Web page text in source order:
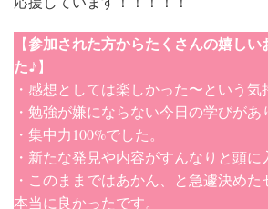
【参加された方からたくさんの嬉しい
た♪】
・感想としては楽しかった〜という気
・勉強が嫌にならない今日の学びがあ
・集中力100%でした。
・新たな発見や内容がすんなりと頭に
・このままではあかん、と急遽決め
本当に良かったです。